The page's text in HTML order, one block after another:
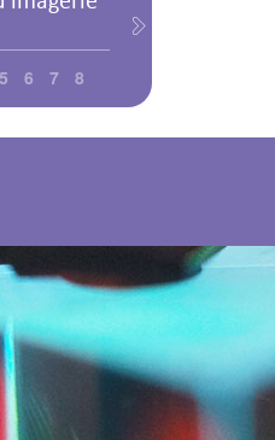
5 6 7 8